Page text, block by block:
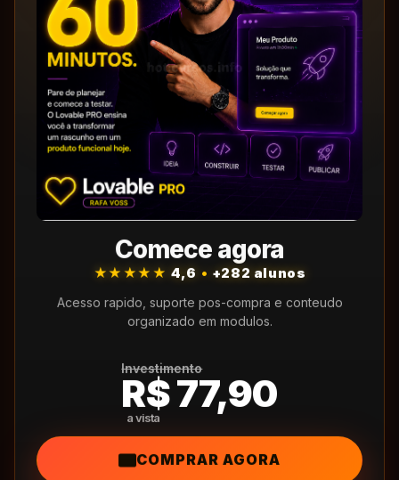
Comece agora
★★★★★4,6 • +282 alunos
Acesso rapido, suporte pos-compra e conteudo
organizado em modulos.
Investimento
R$ 77,90
COMPRAR AGORA